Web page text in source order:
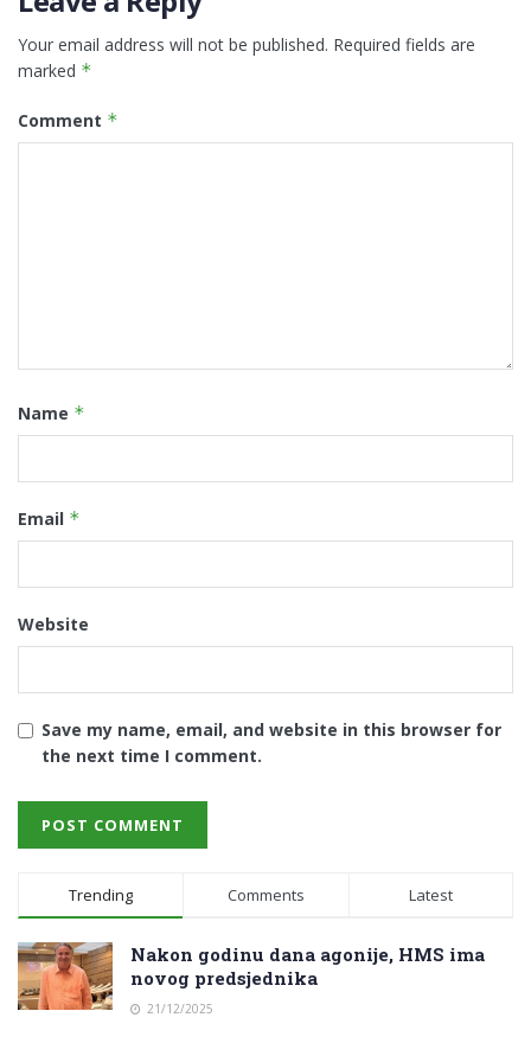
Your email address will not be published. Required fields are
marked *
Comment *
Name *
Email *
Website
Save my name, email, and website in this browser for
the next time I comment.
Trending Comments Latest
Nakon godinu dana agonije, HMS ima
novog predsjednika
21/12/2025